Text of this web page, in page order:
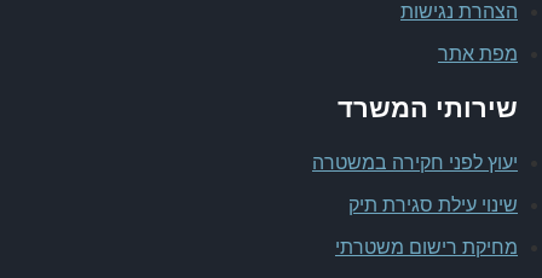
הצהרת נגישות
מפת אתר
שירותי המשרד
יעוץ לפני חקירה במשטרה
שינוי עילת סגירת תיק
מחיקת רישום משטרתי